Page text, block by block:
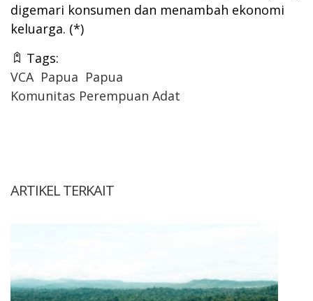
digemari konsumen dan menambah ekonomi
keluarga. (*)
Tags:
VCA Papua Papua
Komunitas Perempuan Adat
ARTIKEL TERKAIT